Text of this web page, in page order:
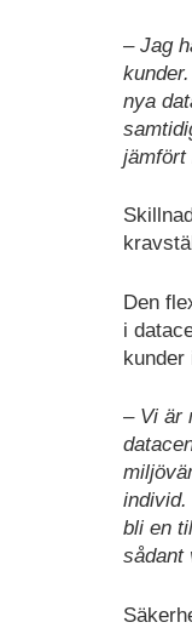
– Jag
nya
jämfört
Den
i
kunder
– Vi är
individ.
bli en
sådant